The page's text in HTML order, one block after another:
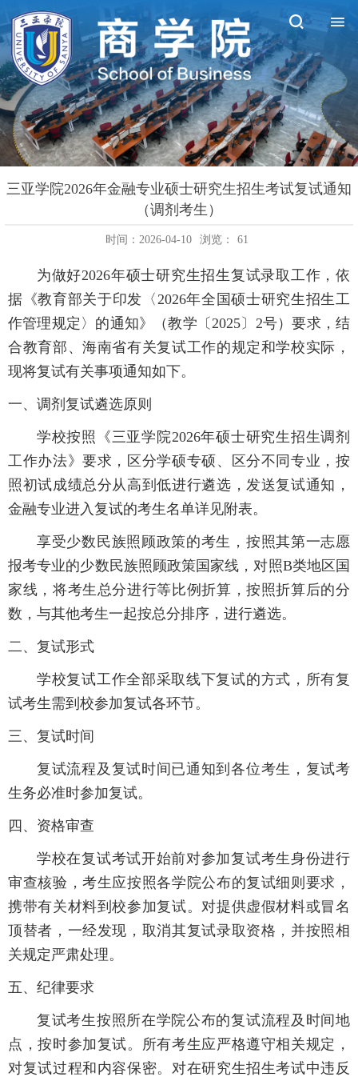
三亚学院2026年金融专业硕士研究生招生考试复试通知
（调剂考生）
时间：2026-04-10 浏览： 61
为做好2026年硕士研究生招生复试录取工作，依
据《教育部关于印发〈2026年全国硕士研究生招生工
作管理规定〉的通知》（教学〔2025〕2号）要求，结
合教育部、海南省有关复试工作的规定和学校实际，
现将复试有关事项通知如下。
一、调剂复试遴选原则
学校按照《三亚学院2026年硕士研究生招生调剂
工作办法》要求，区分学硕专硕、区分不同专业，按
照初试成绩总分从高到低进行遴选，发送复试通知，
金融专业进入复试的考生名单详见附表。
享受少数民族照顾政策的考生，按照其第一志愿
报考专业的少数民族照顾政策国家线，对照B类地区国
家线，将考生总分进行等比例折算，按照折算后的分
数，与其他考生一起按总分排序，进行遴选。
二、复试形式
学校复试工作全部采取线下复试的方式，所有复
试考生需到校参加复试各环节。
三、复试时间
复试流程及复试时间已通知到各位考生，复试考
生务必准时参加复试。
四、资格审查
学校在复试考试开始前对参加复试考生身份进行
审查核验，考生应按照各学院公布的复试细则要求，
携带有关材料到校参加复试。对提供虚假材料或冒名
顶替者，一经发现，取消其复试录取资格，并按照相
关规定严肃处理。
五、纪律要求
复试考生按照所在学院公布的复试流程及时间地
点，按时参加复试。所有考生应严格遵守相关规定，
对复试过程和内容保密。对在研究生招生考试中违反